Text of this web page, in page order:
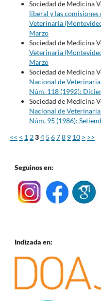
Sociedad de Medicina
liberal y las comisiones
Veterinaria
Marzo
Sociedad de Medicina
Veterinaria
Marzo
Sociedad de Medicina
Nacional de Veterinaria
Núm. 118 (1992):
Sociedad de Medicina
Nacional de Veterinaria
Núm. 95 (1986):
<< < 1 234 5 678 9 10 > >>
Seguinos en:
Indizada en: